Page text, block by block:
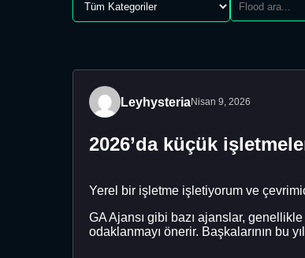
LeyhysteriaNisan 9, 2026
2026’da küçük
Yerel bir işletme işletiyorum ve
GA Ajansı gibi bazı ajanslar,
odaklanmayı önerir. Başkalarının bu